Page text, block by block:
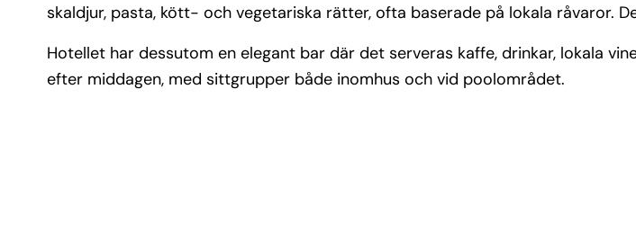
skaldjur, pasta, kött- och vegetariska rätter, ofta baserade på lokala råvaror.
Hotellet har dessutom en elegant bar där det serveras kaffe, drinkar, lokala
efter middagen, med sittgrupper både inomhus och vid poolområdet.